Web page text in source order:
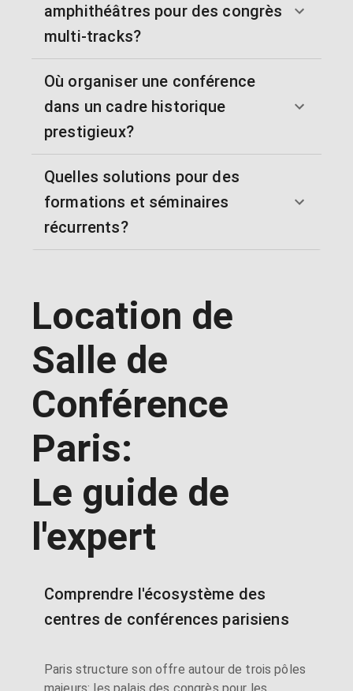
amphithéâtres pour des congrès
multi-tracks?
Où organiser une conférence
dans un cadre historique
prestigieux?
Quelles solutions pour des
formations et séminaires
récurrents?
Location de
Salle de
Conférence
Paris:
Le guide de
l'expert
Comprendre l'écosystème des
centres de conférences parisiens
Paris structure son offre autour de trois pôles
majeurs: les palais des congrès pour les